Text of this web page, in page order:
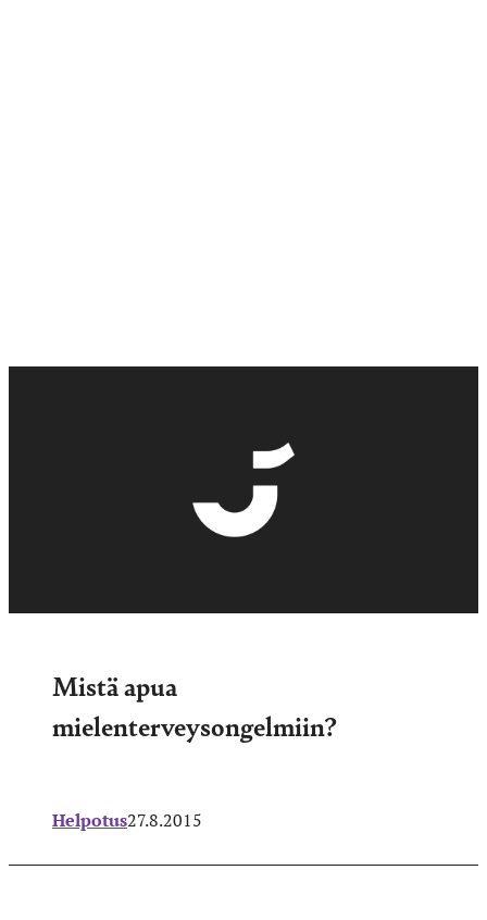
Mistä apua
mielenterveysongelmiin?
Helpotus27.8.2015